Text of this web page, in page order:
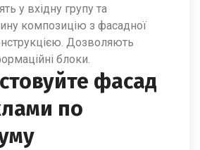
у вхідну групу та
композицію з фасадної
Дозволяють
блоки.
фасад
по